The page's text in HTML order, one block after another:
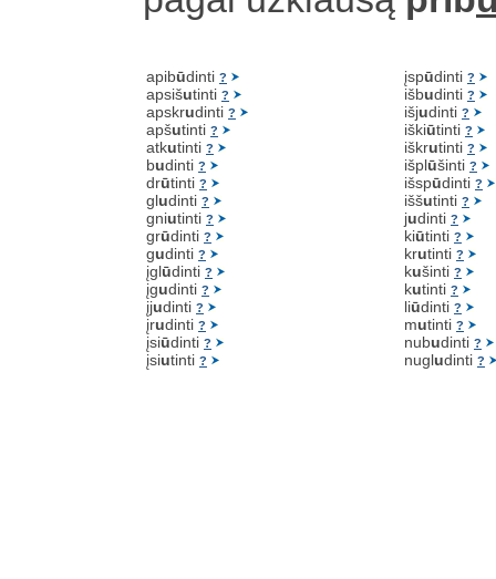
apibūdinti ?
apsišutinti ?
apskrudinti ?
apšutinti ?
atkutinti ?
budinti ?
drūtinti ?
gludinti ?
gniutinti ?
grūdinti ?
gudinti ?
įglūdinti ?
įgudinti ?
įjudinti ?
įrudinti ?
įsiūdinti ?
įsiutinti ?
įspūdinti ?
išbudinti ?
išjudinti ?
iškiūtinti ?
iškrutinti ?
išplūšinti ?
išspūdinti ?
iššutinti ?
judinti ?
kiūtinti ?
krutinti ?
kušinti ?
kutinti ?
liūdinti ?
mutinti ?
nubudinti ?
nugludinti ?